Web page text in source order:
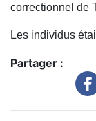
correctionnel de
Les individus
Partager :